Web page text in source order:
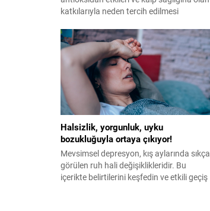
katkılarıyla neden tercih edilmesi
seçin, sağlığınıza katkıda bulunun!
Halsizlik, yorgunluk, uyku
bozukluğuyla ortaya çıkıyor!
Mevsimsel depresyon, kış aylarında sıkça
görülen ruh hali değişiklikleridir. Bu
içerikte belirtilerini keşfedin ve etkili geçiş